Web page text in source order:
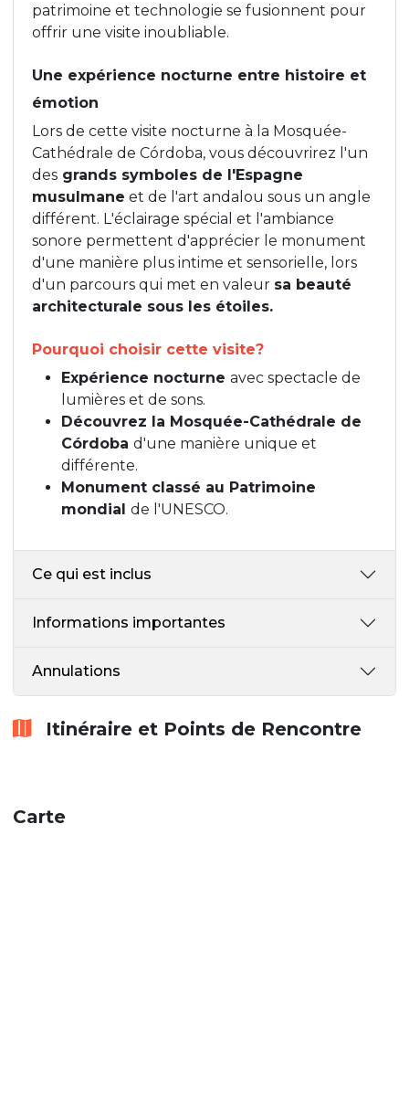
patrimoine et technologie se fusionnent pour
offrir une visite inoubliable.
Une expérience nocturne entre histoire et
émotion
Lors de cette visite nocturne à la Mosquée-
Cathédrale de Córdoba, vous découvrirez l'un
des grands symboles de l'Espagne
musulmane et de l'art andalou sous un angle
différent. L'éclairage spécial et l'ambiance
sonore permettent d'apprécier le monument
d'une manière plus intime et sensorielle, lors
d'un parcours qui met en valeur sa beauté
architecturale sous les étoiles.
Pourquoi choisir cette visite?
Expérience nocturne avec spectacle de
lumières et de sons.
Découvrez la Mosquée-Cathédrale de
Córdoba d'une manière unique et
différente.
Monument classé au Patrimoine
mondial de l'UNESCO.
Ce qui est inclus
Informations importantes
Annulations
Itinéraire et Points de Rencontre
Carte